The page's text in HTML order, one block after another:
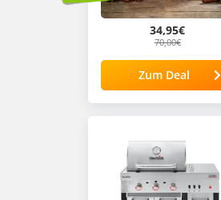
34,95€
70,00€
Zum Deal